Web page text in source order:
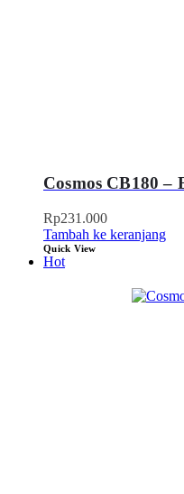
Cosmos CB180 –
Rp231.000
Tambah ke keranjang
Quick View
Hot